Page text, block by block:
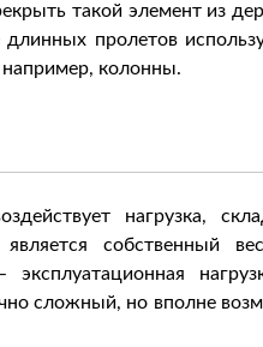
такой элемент из
длинных пролетов
например, колонны.
нагрузка,
собственный
сложный, но вполне